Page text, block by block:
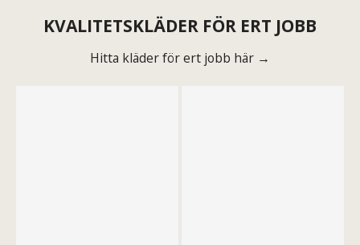
KVALITETSKLÄDER FÖR ERT JOBB
Hitta kläder för ert jobb här →